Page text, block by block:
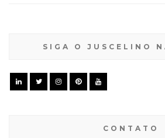
SIGA O JUSCELINO
CONTATO